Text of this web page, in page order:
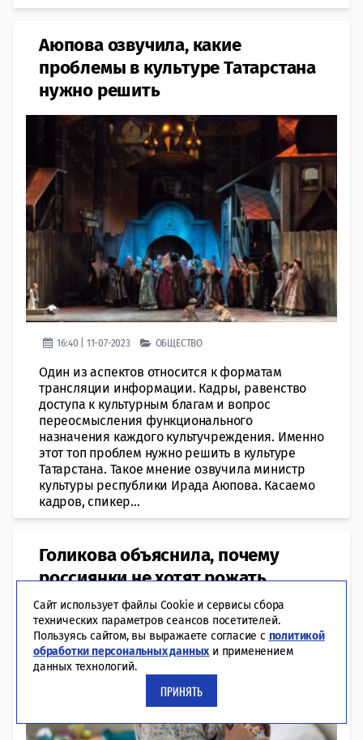
Аюпова озвучила, какие
проблемы в культуре Татарстана
нужно решить
16:40 | 11-07-2023 ОБЩЕСТВО
Один из аспектов относится к форматам
трансляции информации. Кадры, равенство
доступа к культурным благам и вопрос
переосмысления функционального
назначения каждого культучреждения. Именно
этот топ проблем нужно решить в культуре
Татарстана. Такое мнение озвучила министр
культуры республики Ирада Аюпова. Касаемо
кадров, спикер...
Голикова объяснила, почему
россиянки не хотят рожать
Сайт использует файлы Cookie и сервисы сбора
технических параметров сеансов посетителей.
Пользуясь сайтом, вы выражаете согласие с политикой
обработки персональных данных и применением
данных технологий.
ПРИНЯТЬ